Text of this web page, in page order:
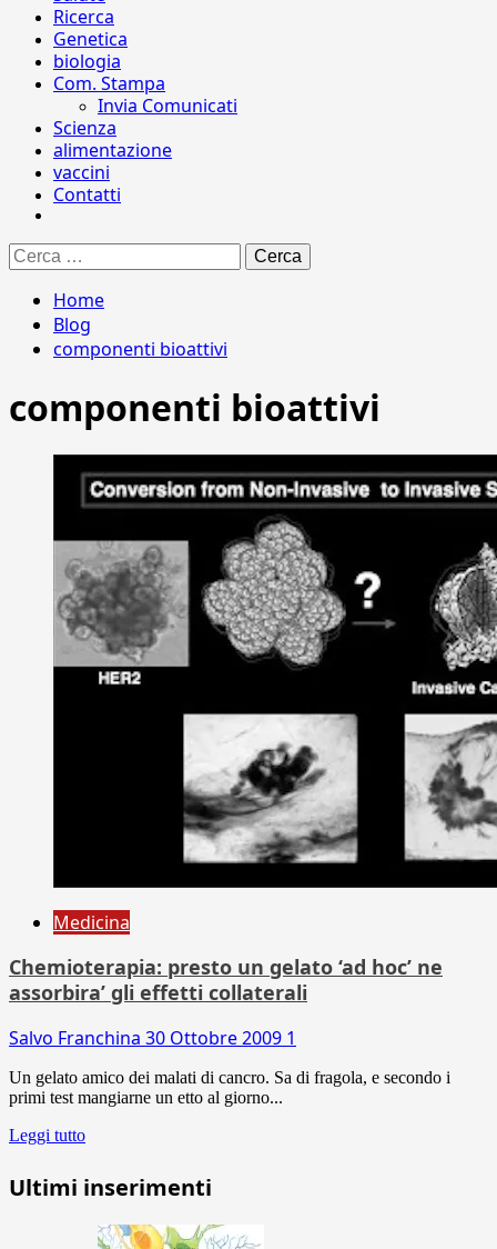
Ricerca
Genetica
biologia
Com. Stampa
Invia Comunicati
Scienza
alimentazione
vaccini
Contatti
Ricerca
per:
Home
Blog
componenti bioattivi
componenti bioattivi
Medicina
Chemioterapia: presto un gelato ‘ad hoc’ ne
assorbira’ gli effetti collaterali
Salvo Franchina 30 Ottobre 2009 1
Un gelato amico dei malati di cancro. Sa di fragola, e secondo i
primi test mangiarne un etto al giorno...
Leggi tutto
Ultimi inserimenti